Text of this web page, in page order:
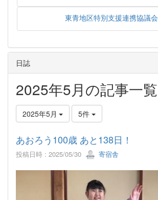
東青地区特別支援連携協議会
日誌
2025年5月の記事一覧
2025年5月 5件
あおろう100歳 あと138日！
投稿日時 : 2025/05/30 寄宿舎